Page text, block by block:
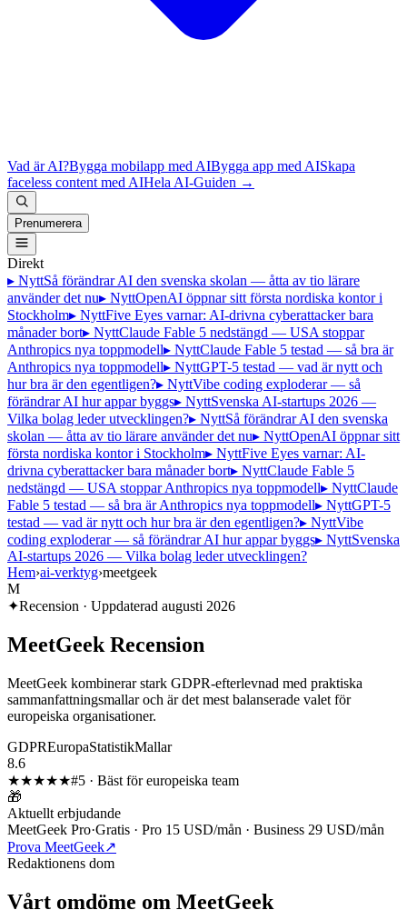
Vad är AI?Bygga mobilapp med AIBygga app med AISkapa
faceless content med AIHela AI-Guiden →
Prenumerera
Direkt
▸ NyttSå förändrar AI den svenska skolan — åtta av tio lärare
använder det nu▸ NyttOpenAI öppnar sitt första nordiska kontor i
Stockholm▸ NyttFive Eyes varnar: AI-drivna cyberattacker bara
månader bort▸ NyttClaude Fable 5 nedstängd — USA stoppar
Anthropics nya toppmodell▸ NyttClaude Fable 5 testad — så bra är
Anthropics nya toppmodell▸ NyttGPT-5 testad — vad är nytt och
hur bra är den egentligen?▸ NyttVibe coding exploderar — så
förändrar AI hur appar byggs▸ NyttSvenska AI-startups 2026 —
Vilka bolag leder utvecklingen?▸ NyttSå förändrar AI den svenska
skolan — åtta av tio lärare använder det nu▸ NyttOpenAI öppnar sitt
första nordiska kontor i Stockholm▸ NyttFive Eyes varnar: AI-
drivna cyberattacker bara månader bort▸ NyttClaude Fable 5
nedstängd — USA stoppar Anthropics nya toppmodell▸ NyttClaude
Fable 5 testad — så bra är Anthropics nya toppmodell▸ NyttGPT-5
testad — vad är nytt och hur bra är den egentligen?▸ NyttVibe
coding exploderar — så förändrar AI hur appar byggs▸ NyttSvenska
AI-startups 2026 — Vilka bolag leder utvecklingen?
Hem›ai-verktyg›meetgeek
M
✦Recension · Uppdaterad augusti 2026
MeetGeek Recension
MeetGeek kombinerar stark GDPR-efterlevnad med praktiska
sammanfattningsmallar och är det mest balanserade valet för
europeiska organisationer.
GDPREuropaStatistikMallar
8.6
★★★★★#5 · Bäst för europeiska team
🎁
Aktuellt erbjudande
MeetGeek Pro·Gratis · Pro 15 USD/mån · Business 29 USD/mån
Prova MeetGeek↗
Redaktionens dom
Vårt omdöme om MeetGeek